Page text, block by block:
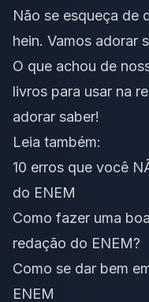
Não se esqueça de
hein. Vamos adorar
O que achou de
livros para usar na
adorar saber!
Leia também:
10 erros que você
do ENEM
Como fazer uma
redação do ENEM?
Como se dar bem
ENEM